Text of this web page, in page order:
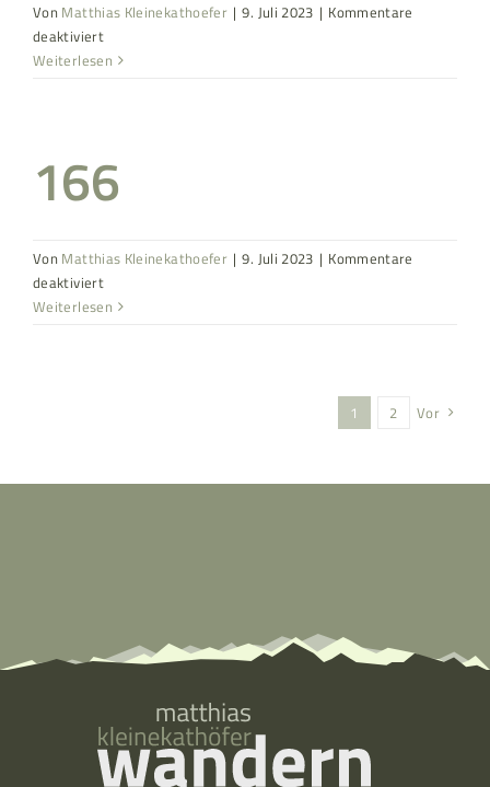
Von Matthias Kleinekathoefer | 9. Juli 2023 | Kommentare
deaktiviertfür
167
Weiterlesen
166
Von Matthias Kleinekathoefer | 9. Juli 2023 | Kommentare
deaktiviertfür
166
Weiterlesen
1 2 Vor